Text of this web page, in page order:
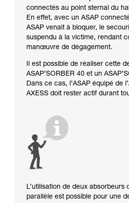
connectés au point sternal du
En effet, avec un ASAP
ASAP venait à bloquer, le
suspendu à la victime, rendant
manœuvre de dégagement.
Il est possible de réaliser cette
ASAP’SORBER 40 et un
Dans ce cas, l’ASAP équipé de
AXESS doit rester actif durant
L’utilisation de deux absorbeurs
parallèle est possible pour une